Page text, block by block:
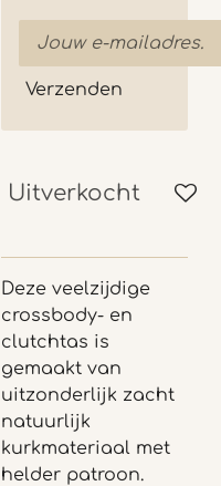
Verzenden
Uitverkocht
Deze veelzijdige
crossbody- en
clutchtas is
gemaakt van
uitzonderlijk zacht
natuurlijk
kurkmateriaal met
helder patroon.